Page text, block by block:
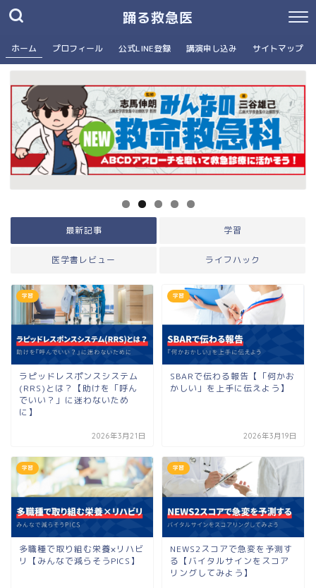
踊る救急医
ホーム プロフィール 公式LINE登録 講演申し込み サイトマップ
最新記事 学習
医学書レビュー ライフハック
学習
ラピッドレスポンスシステム
(RRS)とは？【助けを「呼ん
でいい？」に迷わないため
に】
2026年3月21日
学習
SBARで伝わる報告【「何かお
かしい」を上手に伝えよう】
2026年3月19日
学習
多職種で取り組む栄養×リハビ
リ【みんなで減らそうPICS】
学習
NEWS2スコアで急変を予測す
る【バイタルサインをスコア
リングしてみよう】